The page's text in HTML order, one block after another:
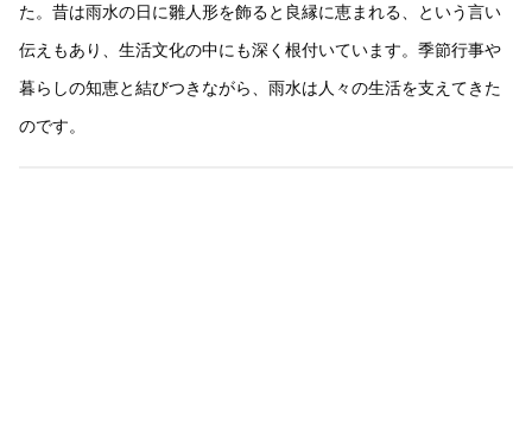
た。昔は雨水の日に雛人形を飾ると良縁に恵まれる、という言い
伝えもあり、生活文化の中にも深く根付いています。季節行事や
暮らしの知恵と結びつきながら、雨水は人々の生活を支えてきた
のです。